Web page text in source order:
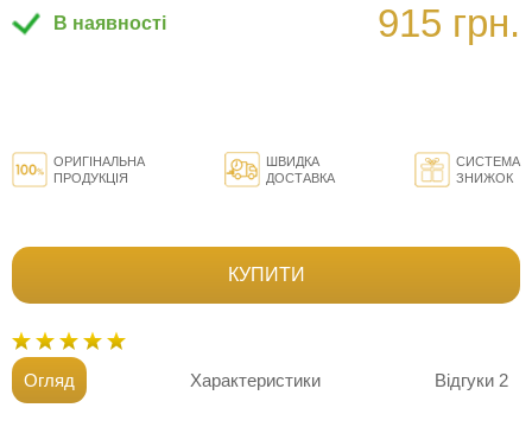
В наявності 915 грн.
ОРИГІНАЛЬНА
ПРОДУКЦІЯ
ШВИДКА
ДОСТАВКА
СИСТЕМА
ЗНИЖОК
КУПИТИ
Огляд Характеристики Відгуки 2